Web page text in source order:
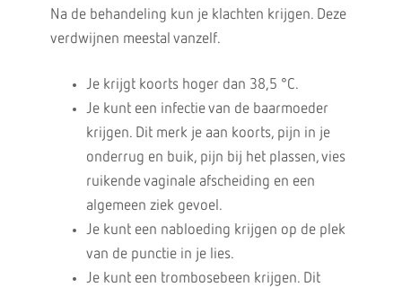
Na de behandeling kun je klachten krijgen. Deze
verdwijnen meestal vanzelf.
Je krijgt koorts hoger dan 38,5 °C.
Je kunt een infectie van de baarmoeder
krijgen. Dit merk je aan koorts, pijn in je
onderrug en buik, pijn bij het plassen, vies
ruikende vaginale afscheiding en een
algemeen ziek gevoel.
Je kunt een nabloeding krijgen op de plek
van de punctie in je lies.
Je kunt een trombosebeen krijgen. Dit